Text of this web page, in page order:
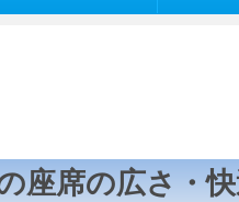
座席の広さ・